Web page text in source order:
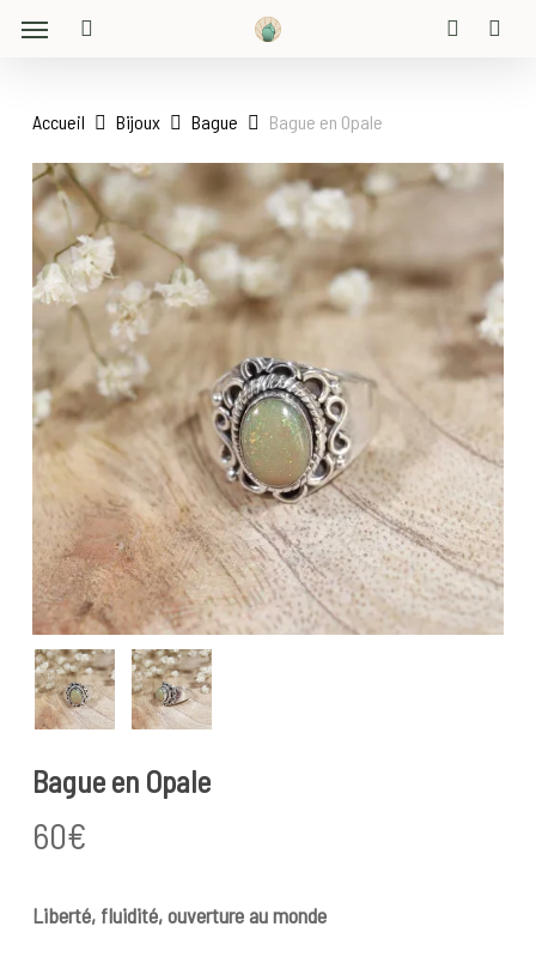
content
Menu
Accueil Bijoux Bague Bague en Opale
Bague en Opale
60€
Liberté, fluidité, ouverture au monde